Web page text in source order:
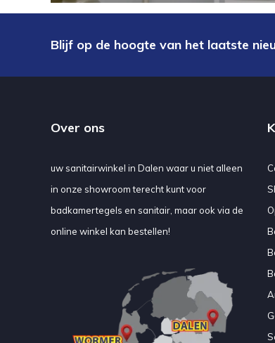
Blijf op de hoogte van het laatste
Over ons
uw sanitairwinkel in Dalen waar u niet alleen
in onze showroom terecht kunt voor
badkamertegels en sanitair, maar ook via de
online winkel kan bestellen!